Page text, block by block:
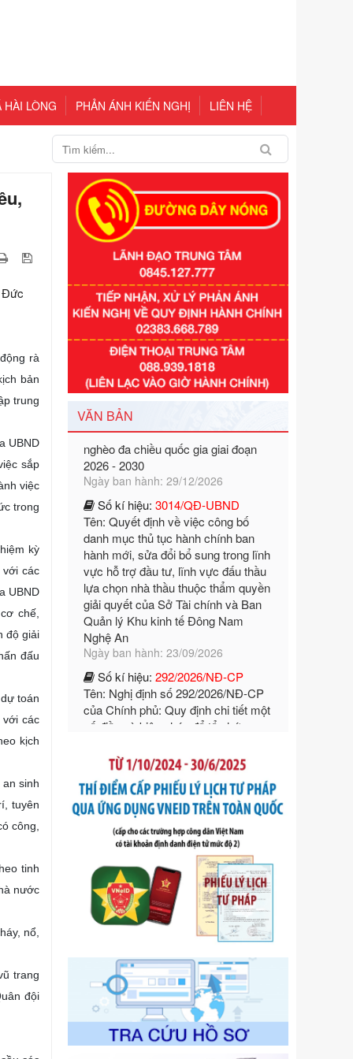
HÀI LÒNG PHẢN ÁNH KIẾN NGHỊ LIÊN HỆ
Đức
rà
bản
trung
UBND
sắp
việc
trong
kỳ
với các
UBND
chế,
độ giải
đấu
toán
các
kịch
sinh
tuyên
công,
tinh
nước
nổ,
trang
đội
VĂN BẢN
Số kí hiệu:351/2025/NĐ-CP
Tên: Nghị định số 351/2025/NĐ-CP
của Chính phủ: Quy định chuẩn
nghèo đa chiều quốc gia giai đoạn
2026 - 2030
Ngày ban hành: 29/12/2026
Số kí hiệu:3014/QĐ-UBND
Tên: Quyết định về việc công bố
danh mục thủ tục hành chính ban
hành mới, sửa đổi bổ sung trong lĩnh
vực hỗ trợ đầu tư, lĩnh vực đấu thầu
lựa chọn nhà thầu thuộc thẩm quyền
giải quyết của Sở Tài chính và Ban
Quản lý Khu kinh tế Đông Nam
Nghệ An
Ngày ban hành: 23/09/2026
Số kí hiệu:292/2026/NĐ-CP
Tên: Nghị định số 292/2026/NĐ-CP
của Chính phủ: Quy định chi tiết một
số điều và biện pháp để tổ chức,
hướng dẫn thi hành Luật Quản lý
ngoại thương
Ngày ban hành: 21/07/2026
Tên: Nghị định số 292/2026/NĐ-CP
của Chính phủ: Quy định chi tiết một
số điều và biện pháp để tổ chức,
hướng dẫn thi hành Luật Quản lý
ngoại thương
Ngày ban hành: 21/07/2026
Số kí hiệu: 105/2026/TT-BTC
Tên: Thông tư số 105/2026/TT-BTC
của Bộ Tài chính: Bãi bỏ Thông tư số
87/2019/TT- BТC ngày 19 tháng 12
năm 2019 của Bộ trưởng Bộ Tài
chính hướng dẫn thực hiện xử phạt
vi phạm hành chính trong lĩnh vực
kho bạc nhà nước
Ngày ban hành: 21/07/2026
Số kí hiệu:291/2026/NĐ-CP
Tên: Nghị định số 291/2026/NĐ-CP
của Chính phủ: Sửa đổi, bổ sung